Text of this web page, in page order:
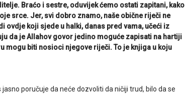
Braćo i sestre, oduvijek ćemo ostati zapitani, kako
srce. Jer, svi dobro znamo, naše obične riječi ne
ovdje koji sjede u halki, danas pred vama, učeći iz
da je Allahov govor jedino moguće zapisati na hartiji
mogu biti nosioci njegove riječi. To je knjiga u koju
poručuje da neće dozvoliti da ničiji trud, bilo da se